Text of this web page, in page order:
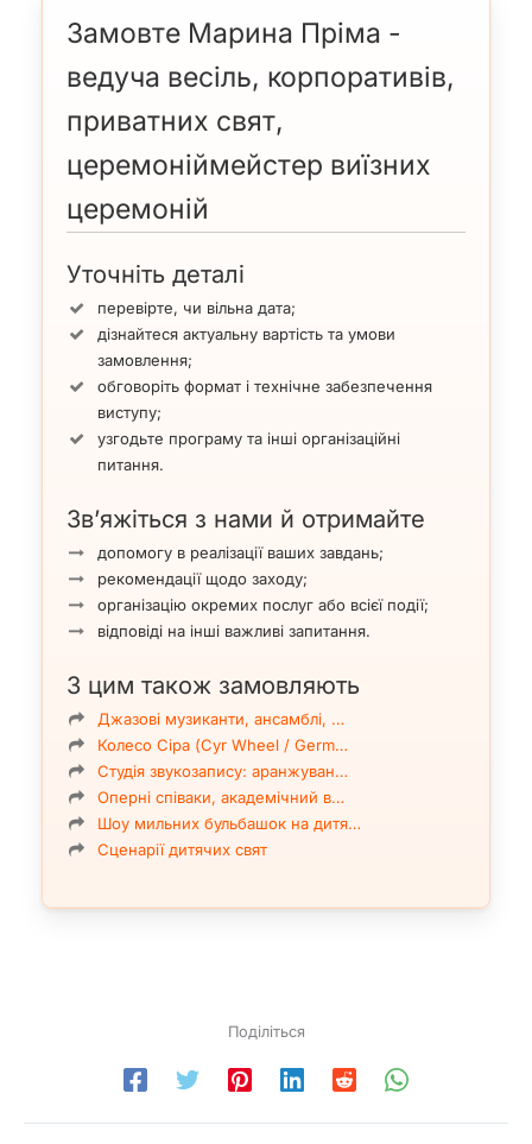
Замовте Марина Пріма -
ведуча весіль, корпоративів,
приватних свят,
церемоніймейстер виїзних
церемоній
Уточніть деталі
перевірте, чи вільна дата;
дізнайтеся актуальну вартість та умови
замовлення;
обговоріть формат і технічне забезпечення
виступу;
узгодьте програму та інші організаційні
питання.
Зв’яжіться з нами й отримайте
допомогу в реалізації ваших завдань;
рекомендації щодо заходу;
організацію окремих послуг або всієї події;
відповіді на інші важливі запитання.
З цим також замовляють
Джазові музиканти, ансамблі, …
Колесо Сіра (Cyr Wheel / Germ…
Студія звукозапису: аранжуван…
Оперні співаки, академічний в…
Шоу мильних бульбашок на дитя…
Сценарії дитячих свят
Поділіться